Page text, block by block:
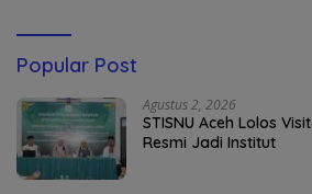
Popular Post
Agustus 2, 2026
STISNU Aceh Lolos
Resmi Jadi Institut